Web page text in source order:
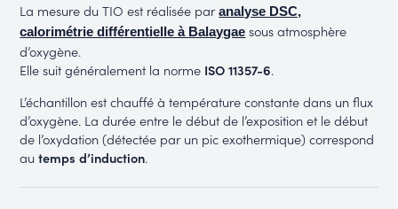
La mesure du TIO est réalisée paranalyse DSC,
calorimétrie différentielle à Balaygae sous atmosphère
d’oxygène.
Elle suit généralement la norme ISO 11357-6.
L’échantillon est chauffé à température constante dans un flux
d’oxygène. La durée entre le début de l’exposition et le début
de l’oxydation (détectée par un pic exothermique) correspond
autemps d’induction.